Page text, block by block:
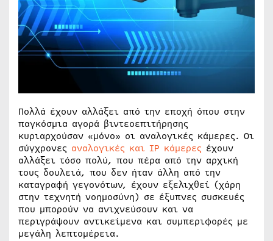
Πολλά έχουν αλλάξει από την εποχή όπου στην
παγκόσμια αγορά βιντεοεπιτήρησης
κυριαρχούσαν «μόνο» οι αναλογικές κάμερες. Οι
σύγχρονες αναλογικές και IP κάμερες έχουν
αλλάξει τόσο πολύ, που πέρα από την αρχική
τους δουλειά, που δεν ήταν άλλη από την
καταγραφή γεγονότων, έχουν εξελιχθεί (χάρη
στην τεχνητή νοημοσύνη) σε έξυπνες συσκευές
που μπορούν να ανιχνεύσουν και να
περιγράψουν αντικείμενα και συμπεριφορές με
μεγάλη λεπτομέρεια.